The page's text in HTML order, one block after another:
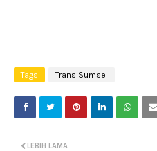
Tags Trans Sumsel
LEBIH LAMA